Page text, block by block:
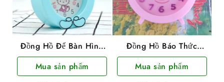
Đồng Hồ Để Bàn Hình
Mèo Kitty
Mua sản phẩm
Đồng Hồ Báo Thức
Hình Mèo Kitty
Mua sản phẩm